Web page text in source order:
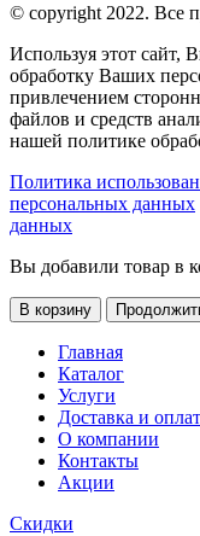
© copyright 2022. Все
Используя этот сайт,
обработку Ваших
привлечением
файлов и средств
нашей политике
Политика
персональных данных
данных
Вы добавили товар в
В корзину
Главная
Каталог
Услуги
Доставка и
О компании
Контакты
Акции
Скидки